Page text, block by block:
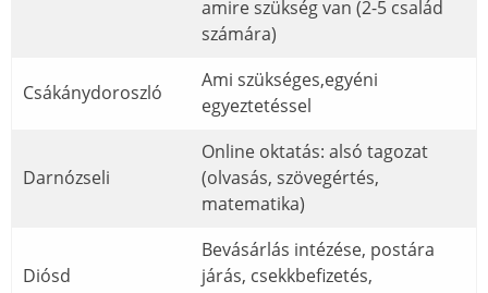
amire szükség van (2-5 család
számára)
Csákánydoroszló
Ami szükséges,egyéni
egyeztetéssel
Darnózseli
Online oktatás: alsó tagozat
(olvasás, szövegértés,
matematika)
Diósd
Bevásárlás intézése, postára
járás, csekkbefizetés,